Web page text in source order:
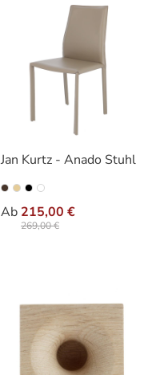
Jan Kurtz - Anado Stuhl
Ab 215,00 €
269,00 €
Varianten